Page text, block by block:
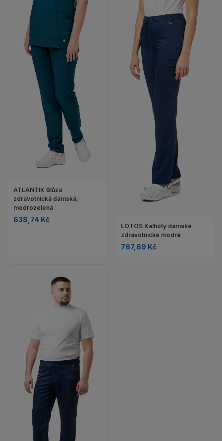
ATLANTIK Blůza
zdravotnická dámská,
modrozelená
638,74 Kč
LOTOS Kalhoty dámské
zdravotnické modré
767,69 Kč